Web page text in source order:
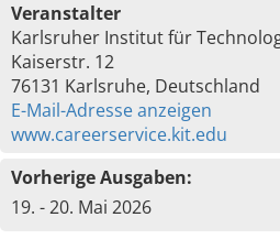
Veranstalter
Karlsruher Institut für
Kaiserstr. 12
76131 Karlsruhe, Deutschland
E-Mail-Adresse anzeigen
www.careerservice.kit.edu
Vorherige Ausgaben:
19. - 20. Mai 2026